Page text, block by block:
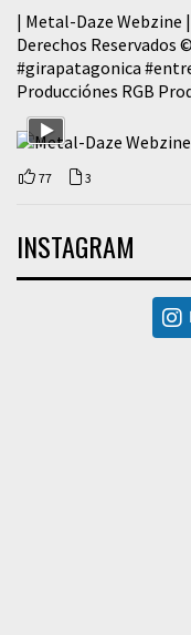
| Metal-Daze Webzine
Derechos Reservados
#girapatagonica
Producciónes RGB
77 3
INSTAGRAM